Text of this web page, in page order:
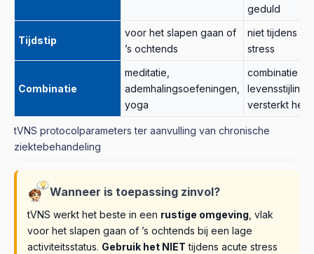
tVNS protocolparameters ter aanvulling van chronische
ziektebehandeling
geduld
Tijdstip
voor het slapen gaan of
’s ochtends
niet tijdens
stress
Combinatie
meditatie,
ademhalingsoefeningen,
yoga
combinatie
versterkt het
Wanneer is toepassing zinvol?
tVNS werkt het beste in een rustige omgeving, vlak
voor het slapen gaan of ’s ochtends bij een lage
activiteitsstatus. Gebruik het NIET tijdens acute stress